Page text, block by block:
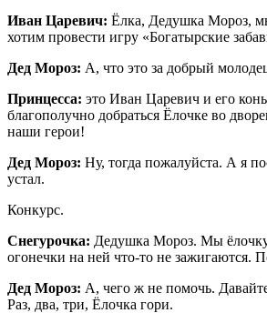
Иван Царевич: Ёлка, Дедушка Мороз,
хотим провести игру «Богатырские
Дед Мороз: А, что это за добрый
Принцесса: это Иван Царевич и его
благополучно добраться Ёлочке во
наши герои!
Дед Мороз: Ну, тогда пожалуйста. А я
устал.
Конкурс.
Снегурочка: Дедушка Мороз. Мы
огонечки на ней что-то не зажигаются.
Дед Мороз: А, чего ж не помочь.
Раз, два, три, Ёлочка гори.